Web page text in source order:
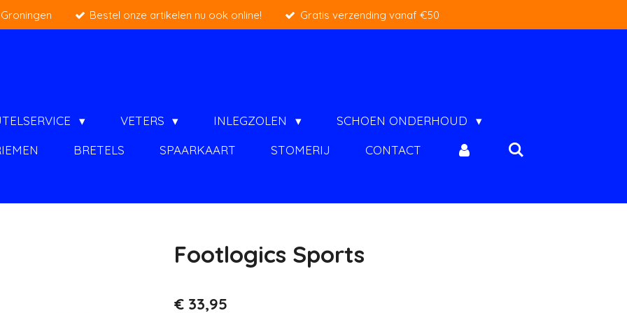
Bestel onze artikelen nu ook online! Gratis verzending vanaf €50
VETERS INLEGZOLEN
SCHOEN ONDERHOUD
BRETELS SPAARKAART STOMERIJ CONTACT
Footlogics Sports
€ 33,95